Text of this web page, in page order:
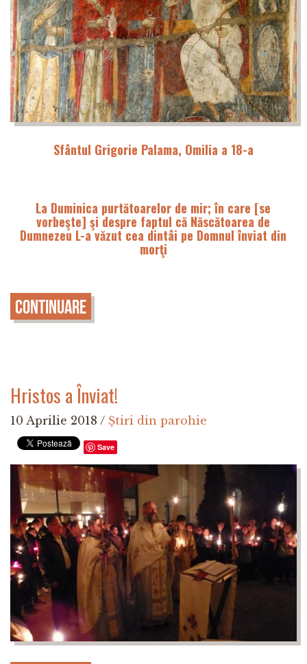
Sfântul Grigorie Palama, Omilia a 18-a
La Duminica purtătoarelor de mir; în care [se
vorbeşte] şi despre faptul că Născătoarea de
Dumnezeu L-a văzut cea dintâi pe Domnul înviat din
morţi
Continuare
Hristos a Înviat!
10 Aprilie 2018 / Știri din parohie
Save